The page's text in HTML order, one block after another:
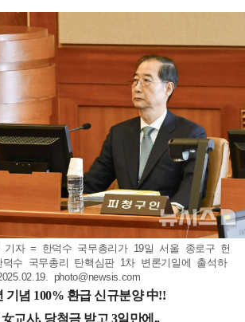
기자 = 한덕수 국무총리가 19일 서울 종로구 헌
수 국무총리 탄핵심판 1차 변론기일에 출석하
photo@newsis.com